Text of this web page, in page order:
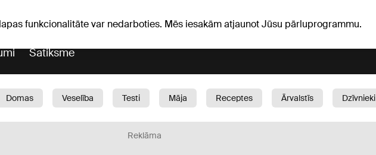
funkcionalitāte var nedarboties. Mēs iesakām atjaunot Jūsu pārluprogrammu.
Satiksme
Domas Veselība Testi Māja Receptes Ārvalstīs Dzīvnieki
Reklāma